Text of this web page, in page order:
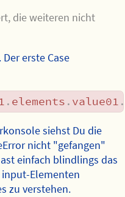
die weiteren nicht
erste Case
. elements . value01 .
siehst Du die
nicht "gefangen"
einfach blindlings das
input-Elementen
zu verstehen.